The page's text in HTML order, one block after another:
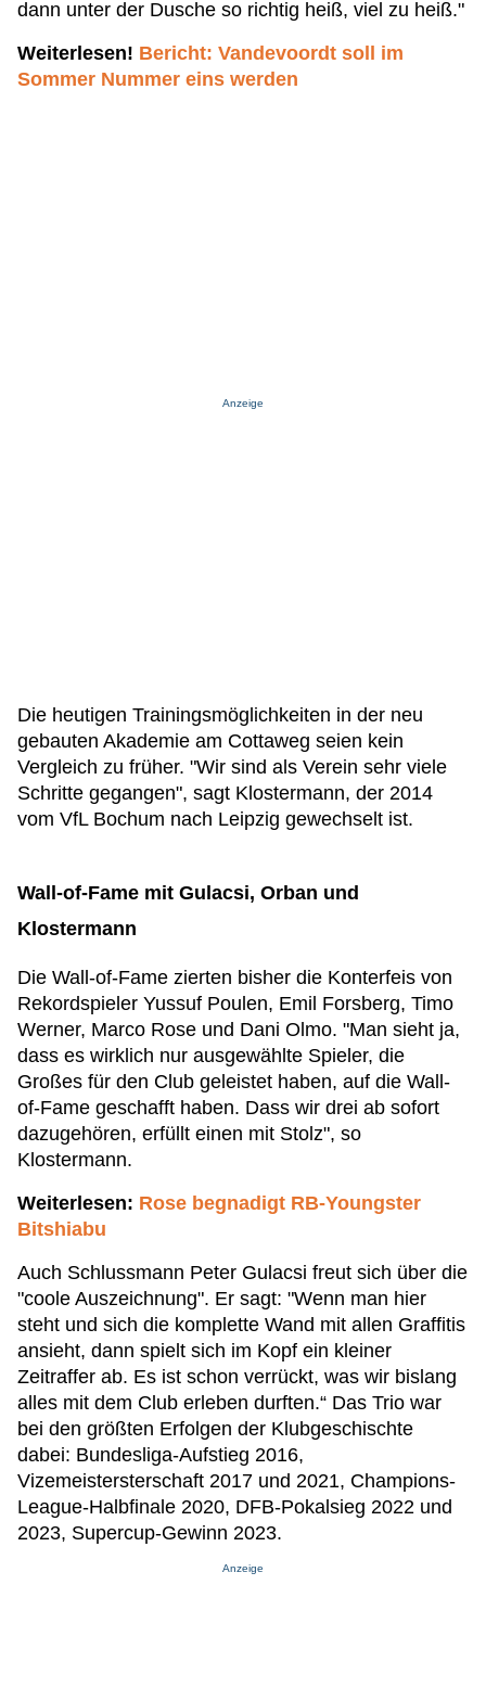
dann unter der Dusche so richtig heiß, viel zu heiß."
Weiterlesen! Bericht: Vandevoordt soll im
Sommer Nummer eins werden
Anzeige
Die heutigen Trainingsmöglichkeiten in der neu
gebauten Akademie am Cottaweg seien kein
Vergleich zu früher. "Wir sind als Verein sehr viele
Schritte gegangen", sagt Klostermann, der 2014
vom VfL Bochum nach Leipzig gewechselt ist.
Wall-of-Fame mit Gulacsi, Orban und
Klostermann
Die Wall-of-Fame zierten bisher die Konterfeis von
Rekordspieler Yussuf Poulen, Emil Forsberg, Timo
Werner, Marco Rose und Dani Olmo. "Man sieht ja,
dass es wirklich nur ausgewählte Spieler, die
Großes für den Club geleistet haben, auf die Wall-
of-Fame geschafft haben. Dass wir drei ab sofort
dazugehören, erfüllt einen mit Stolz", so
Klostermann.
Weiterlesen: Rose begnadigt RB-Youngster
Bitshiabu
Auch Schlussmann Peter Gulacsi freut sich über die
"coole Auszeichnung". Er sagt: "Wenn man hier
steht und sich die komplette Wand mit allen Graffitis
ansieht, dann spielt sich im Kopf ein kleiner
Zeitraffer ab. Es ist schon verrückt, was wir bislang
alles mit dem Club erleben durften.“ Das Trio war
bei den größten Erfolgen der Klubgeschischte
dabei: Bundesliga-Aufstieg 2016,
Vizemeistersterschaft 2017 und 2021, Champions-
League-Halbfinale 2020, DFB-Pokalsieg 2022 und
2023, Supercup-Gewinn 2023.
Anzeige